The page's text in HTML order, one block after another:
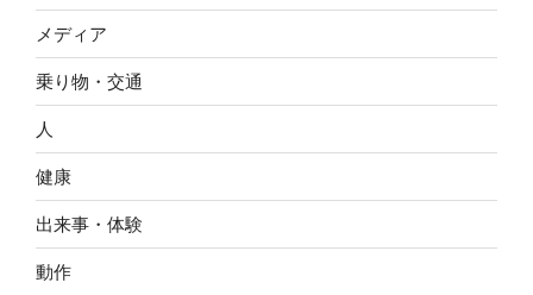
メディア
乗り物・交通
人
健康
出来事・体験
動作